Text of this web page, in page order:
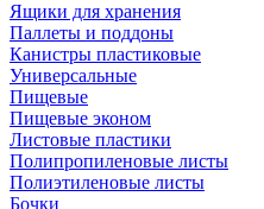
Ящики для хранения
Паллеты и поддоны
Канистры пластиковые
Универсальные
Пищевые
Пищевые эконом
Листовые пластики
Полипропиленовые листы
Полиэтиленовые листы
Бочки